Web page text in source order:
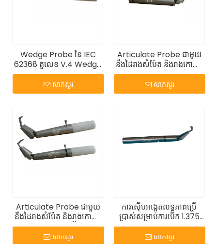
Wedge Probe នៃ IEC
62368 តួលេខ V.4 Wedge
Test Probe
សាកសួរ
Articulate Probe ជាមួយ
នឹងដៃរាងសំប៉ែត និងរាងកោណ
អាយុ 10.5-11.5 ឆ្នាំ
សាកសួរ
Articulate Probe ជាមួយ
នឹងដៃរាងសំប៉ែត និងរាងកោណ
អាយុ 3.5-4.5 ឆ្នាំនៃ UL
60335-2-24
សាកសួរ
ការស៊ើបអង្កេតលទ្ធភាពប្រើ
ប្រាស់សម្រាប់ការបើក 1.375
នៅក្នុង UL 1017
សាកសួរ